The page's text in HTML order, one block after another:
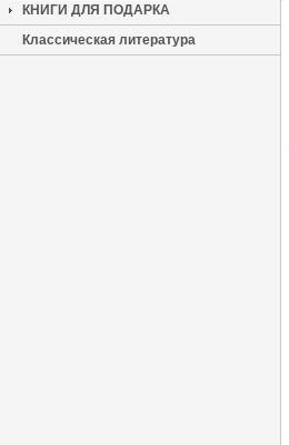
КНИГИ ДЛЯ ПОДАРКА
Классическая литература